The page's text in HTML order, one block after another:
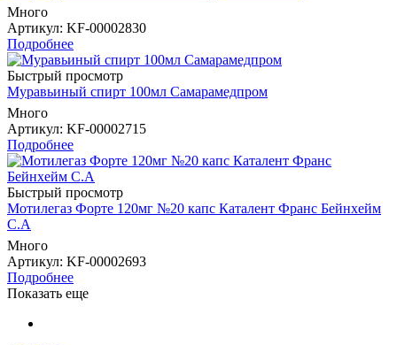
Много
Артикул: KF-00002830
Подробнее
Быстрый просмотр
Муравьиный спирт 100мл Самарамедпром
Много
Артикул: KF-00002715
Подробнее
Быстрый просмотр
Мотилегаз Форте 120мг №20 капс Каталент Франс Бейнхейм
С.А
Много
Артикул: KF-00002693
Подробнее
Показать еще